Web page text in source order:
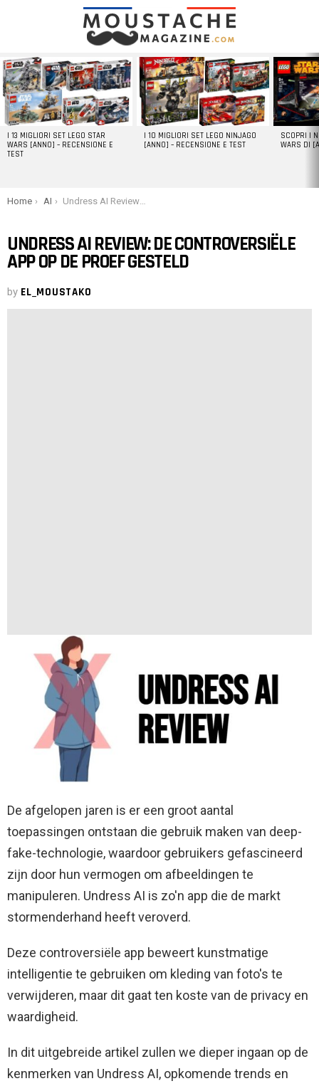
LATEST
STORIES
I 13 MIGLIORI SET LEGO STAR
WARS [ANNO] – RECENSIONE E
TEST
I 10 MIGLIORI SET LEGO NINJAGO
[ANNO] – RECENSIONE E TEST
SCOPRI I
WARS DI
You are here:
Home AI Undress AI Review: de controversiële app op de proef gesteld
UNDRESS AI REVIEW: DE CONTROVERSIËLE
APP OP DE PROEF GESTELD
by EL_MOUSTAKO
De afgelopen jaren is er een groot aantal
toepassingen ontstaan ​​die gebruik maken van deep-
fake-technologie, waardoor gebruikers gefascineerd
zijn door hun vermogen om afbeeldingen te
manipuleren. Undress AI is zo'n app die de markt
stormenderhand heeft veroverd.
Deze controversiële app beweert kunstmatige
intelligentie te gebruiken om kleding van foto's te
verwijderen, maar dit gaat ten koste van de privacy en
waardigheid.
In dit uitgebreide artikel zullen we dieper ingaan op de
kenmerken van Undress AI, opkomende trends en